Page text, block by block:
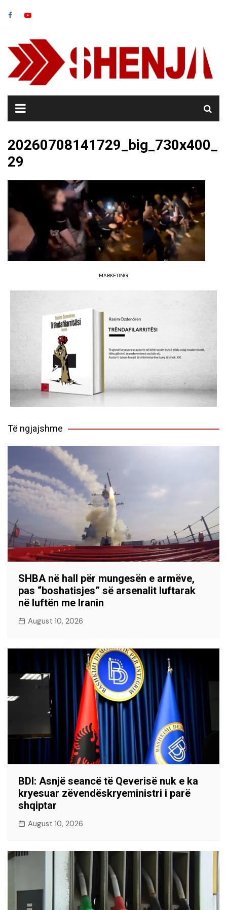
20260708141729_big_730x400_
29
MARKETING
Të ngjajshme
SHBA në hall për mungesën e armëve,
pas “boshatisjes” së arsenalit luftarak
në luftën me Iranin
August 10, 2026
BDI: Asnjë seancë të Qeverisë nuk e ka
kryesuar zëvendëskryeministri i parë
shqiptar
August 10, 2026